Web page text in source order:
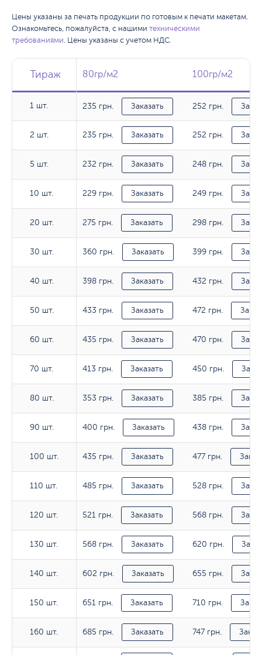
Цены указаны за печать продукции по готовым к печати макетам.
Ознакомьтесь, пожалуйста, с нашими техническими
требованиями. Цены указаны с учетом НДС.
Тираж
1 шт.
2 шт.
5 шт.
10 шт.
20 шт.
30 шт.
40 шт.
50 шт.
60 шт.
70 шт.
80 шт.
90 шт.
100 шт.
110 шт.
120 шт.
130 шт.
140 шт.
150 шт.
160 шт.
Тираж 80гр/м2 100гр/м2
Тираж 80гр/м2 100гр/м2
1 шт. 235 грн. Заказать 252 грн.
2 шт. 235 грн. Заказать 252 грн.
5 шт. 232 грн. Заказать 248 грн.
10 шт. 229 грн. Заказать 249 грн.
20 шт. 275 грн. Заказать 298 грн.
30 шт. 360 грн. Заказать 399 грн.
40 шт. 398 грн. Заказать 432 грн.
50 шт. 433 грн. Заказать 472 грн.
60 шт. 435 грн. Заказать 470 грн.
70 шт. 413 грн. Заказать 450 грн.
80 шт. 353 грн. Заказать 385 грн.
90 шт. 400 грн. Заказать 438 грн.
100 шт. 435 грн. Заказать 477 грн.
110 шт. 485 грн. Заказать 528 грн.
120 шт. 521 грн. Заказать 568 грн.
130 шт. 568 грн. Заказать 620 грн.
140 шт. 602 грн. Заказать 655 грн.
150 шт. 651 грн. Заказать 710 грн.
160 шт. 685 грн. Заказать 747 грн.